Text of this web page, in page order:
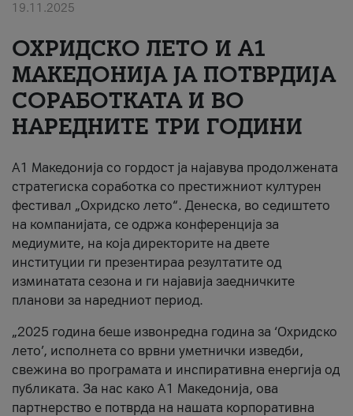
#ПодобарОнлајн
19.11.2025
ОХРИДСКО ЛЕТО И A1
МАКЕДОНИЈА ЈА ПОТВРДИЈА
СОРАБОТКАТА И ВО
НАРЕДНИТЕ ТРИ ГОДИНИ
A1 Македонија со гордост ја најавува продолжената
стратегиска соработка со престижниот културен
фестивал „Охридско лето“. Денеска, во седиштето
на компанијата, се одржа конференција за
медиумите, на која директорите на двете
институции ги презентираа резултатите од
изминатата сезона и ги најавија заедничките
планови за наредниот период.
„2025 година беше извонредна година за ‘Охридско
лето’, исполнета со врвни уметнички изведби,
свежина во програмата и инспиративна енергија од
публиката. За нас како A1 Македонија, ова
партнерство е потврда на нашата корпоративна